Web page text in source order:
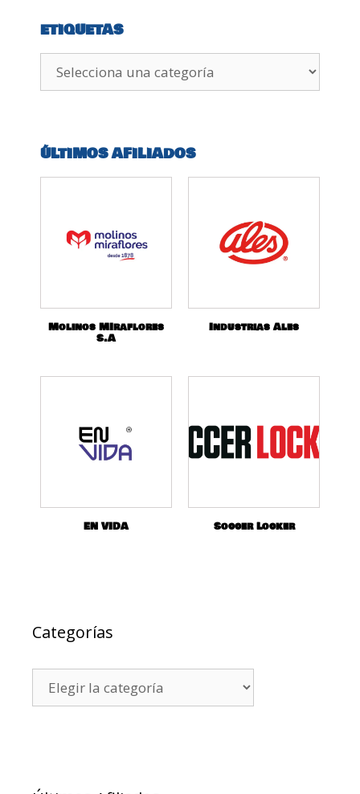
ETIQUETAS
ÚLTIMOS AFILIADOS
Molinos MIraflores
S.A
Industrias Ales
EN VIDA Soccer Locker
Categorías